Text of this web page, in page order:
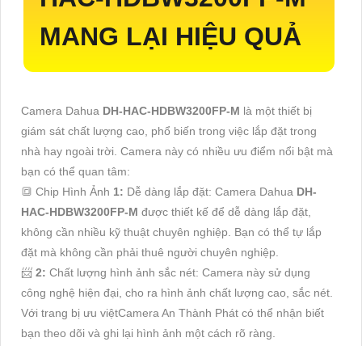
MANG LẠI HIỆU QUẢ
Camera Dahua DH-HAC-HDBW3200FP-M là một thiết bị
giám sát chất lượng cao, phổ biến trong việc lắp đặt trong
nhà hay ngoài trời. Camera này có nhiều ưu điểm nổi bật mà
bạn có thể quan tâm:
🔳 Chip Hình Ảnh 1: Dễ dàng lắp đặt: Camera Dahua DH-
HAC-HDBW3200FP-M được thiết kế để dễ dàng lắp đặt,
không cần nhiều kỹ thuật chuyên nghiệp. Bạn có thể tự lắp
đặt mà không cần phải thuê người chuyên nghiệp.
📨 2: Chất lượng hình ảnh sắc nét: Camera này sử dụng
công nghệ hiện đại, cho ra hình ảnh chất lượng cao, sắc nét.
Với trang bị ưu việtCamera An Thành Phát có thể nhận biết
bạn theo dõi và ghi lại hình ảnh một cách rõ ràng.